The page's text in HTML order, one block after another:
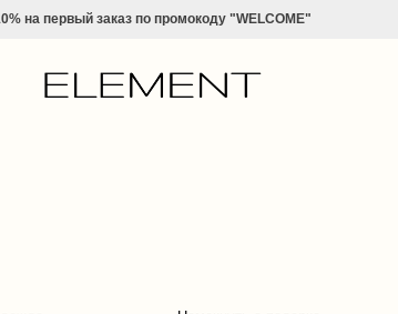
напервый заказ по промокоду "WELCOME"